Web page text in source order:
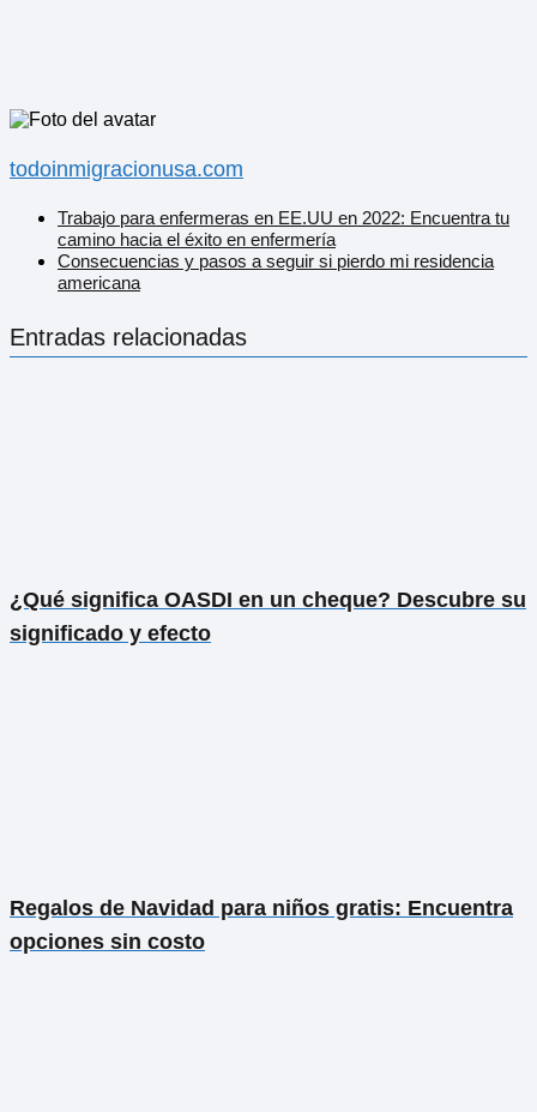
todoinmigracionusa.com
Trabajo para enfermeras en EE.UU en 2022: Encuentra tu
camino hacia el éxito en enfermería
Consecuencias y pasos a seguir si pierdo mi residencia
americana
Entradas relacionadas
¿Qué significa OASDI en un cheque? Descubre su
significado y efecto
Regalos de Navidad para niños gratis: Encuentra
opciones sin costo